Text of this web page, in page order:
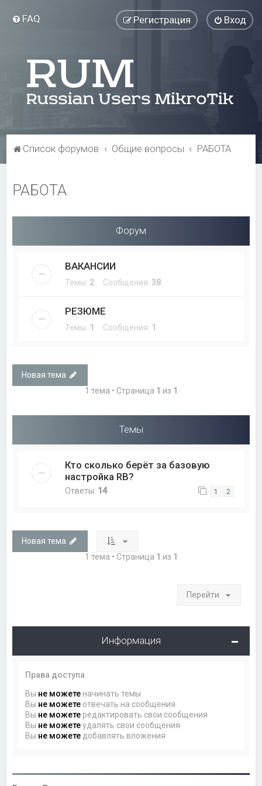
FAQ Вход
Регистрация
Список форумов Общие вопросы РАБОТА
РАБОТА
Форум
ВАКАНСИИ
Темы: 2Сообщения: 38
РЕЗЮМЕ
Темы: 1 Сообщения: 1
Новая тема
1 тема • Страница 1 из 1
Темы
Кто сколько берёт за базовую
настройка RB?
Ответы: 14 1 2
Новая тема
1 тема • Страница 1 из 1
Перейти
Информация
Права доступа
Вы не можете начинать темы
Вы не можете отвечать на сообщения
Вы не можете редактировать свои сообщения
Вы не можетеудалять свои сообщения
Вы не можете добавлять вложения